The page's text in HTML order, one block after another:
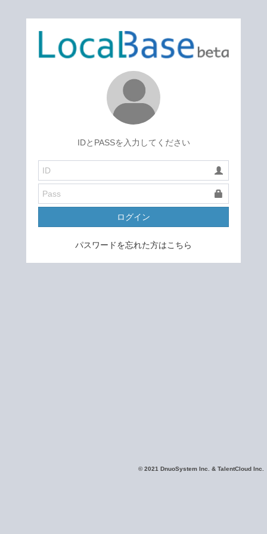
IDとPASSを入力してください
ログイン
パスワードを忘れた方はこちら
©2021 DnuoSystem Inc. & TalentCloud Inc.